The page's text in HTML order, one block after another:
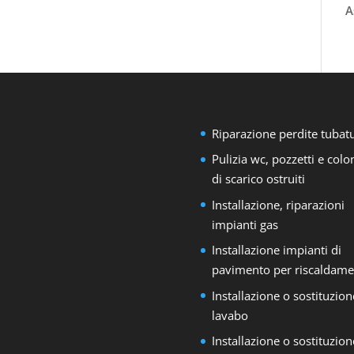
Riparazione perdite
Pulizia wc, pozzetti e
di scarico ostruiti
Installazione, riparazioni
impianti gas
Installazione impianti di
pavimento per
Installazione o
lavabo
Installazione o